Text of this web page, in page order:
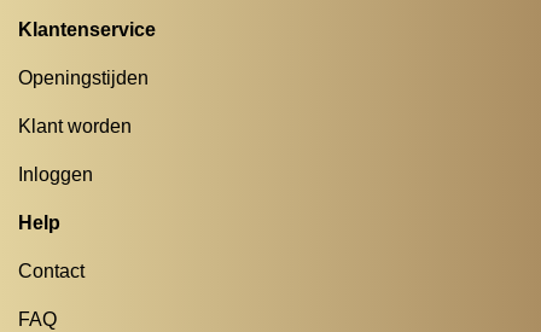
Klantenservice
Openingstijden
Klant worden
Inloggen
Help
Contact
FAQ